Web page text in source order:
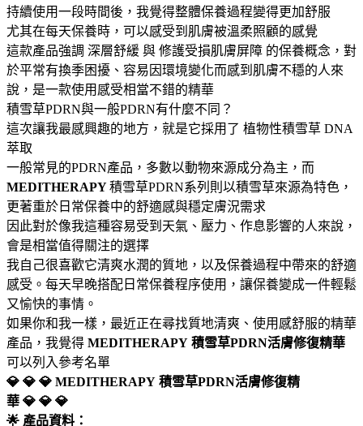
持續使用一段時間後，我覺得整體保養過程變得更加舒服
尤其在每天保養時，可以感受到肌膚被溫柔照顧的感覺
這款產品強調 深層舒緩 與 修護受損肌膚屏障 的保養概念，對
於平常有換季困擾、容易因環境變化而感到肌膚不穩的人來
說，是一款使用感受相當不錯的精華
積雪草PDRN與一般PDRN有什麼不同？
這次讓我最感興趣的地方，就是它採用了 植物性積雪草 DNA
萃取
一般常見的PDRN產品，多數以動物來源成分為主，而
MEDITHERAPY積雪草PDRN系列則以積雪草來源為特色，
更著重於日常保養中的舒適感與穩定膚況需求
因此對於像我這種容易受到天氣、壓力、作息影響的人來說，
會是相當值得關注的選擇
我自己很喜歡它清爽水潤的質地，以及保養過程中帶來的舒適
感受。每天早晚搭配日常保養程序使用，讓保養變成一件輕鬆
又愉快的事情。
如果你和我一樣，最近正在尋找質地清爽、使用感舒服的精華
產品，我覺得 MEDITHERAPY 積雪草PDRN活膚修復精華
可以列入參考名單
💎 💎 💎 MEDITHERAPY 積雪草PDRN活膚修復精
華 💎 💎 💎
🌟 產品資料：